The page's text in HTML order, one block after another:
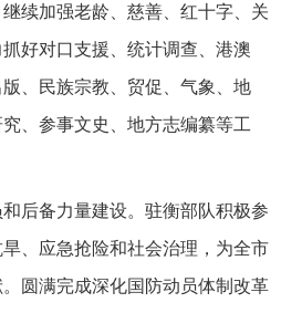
续加强老龄、慈善、红十字、关
好对口支援、统计调查、港澳
、民族宗教、贸促、气象、地
、参事文史、地方志编纂等工
后备力量建设。驻衡部队积极参
、应急抢险和社会治理，为全市
圆满完成深化国防动员体制改革